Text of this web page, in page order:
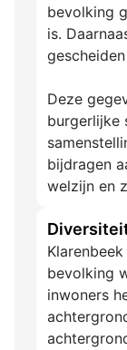
bevolking
is.
Deze
burgerlijke
bijdragen
welzijn en
bevolking
inwoners